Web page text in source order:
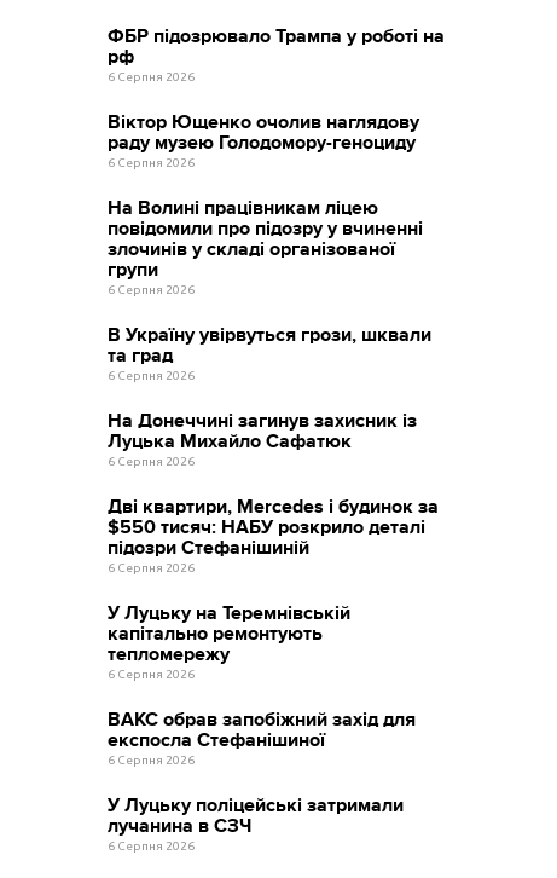
ФБР підозрювало Трампа у роботі на
рф
6 Серпня 2026
Віктор Ющенко очолив наглядову
раду музею Голодомору-геноциду
6 Серпня 2026
На Волині працівникам ліцею
повідомили про підозру у вчиненні
злочинів у складі організованої
групи
6 Серпня 2026
В Україну увірвуться грози, шквали
та град
6 Серпня 2026
На Донеччині загинув захисник із
Луцька Михайло Сафатюк
6 Серпня 2026
Дві квартири, Mercedes і будинок за
$550 тисяч: НАБУ розкрило деталі
підозри Стефанішиній
6 Серпня 2026
У Луцьку на Теремнівській
капітально ремонтують
тепломережу
6 Серпня 2026
ВАКС обрав запобіжний захід для
експосла Стефанішиної
6 Серпня 2026
У Луцьку поліцейські затримали
лучанина в СЗЧ
6 Серпня 2026